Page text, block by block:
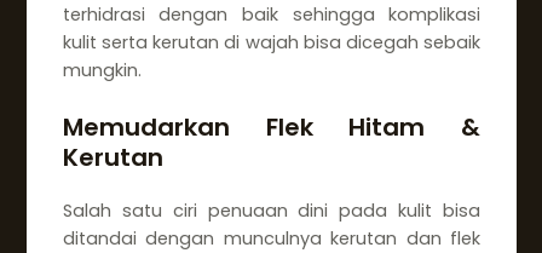
terhidrasi dengan baik sehingga komplikasi
kulit serta kerutan di wajah bisa dicegah sebaik
mungkin.
Memudarkan Flek Hitam &
Kerutan
Salah satu ciri penuaan dini pada kulit bisa
ditandai dengan munculnya kerutan dan flek